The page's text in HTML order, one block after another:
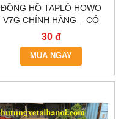
ĐỒNG HỒ TAPLÔ HOWO
V7G CHÍNH HÃNG – CÓ
SẴN TẠI HÀ NỘI & TP.HCM
30 đ
MUA NGAY